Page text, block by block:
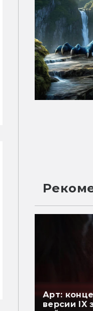
Арт:
версии IX